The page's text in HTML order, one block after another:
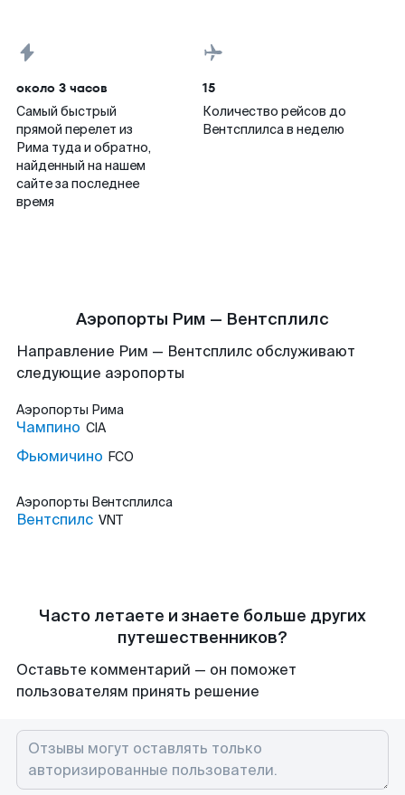
около 3 часов
Самый быстрый
прямой перелет из
Рима туда и обратно,
найденный на нашем
сайте за последнее
время
15
Количество рейсов до
Вентсплилса в неделю
Аэропорты Рим — Вентсплилс
Направление Рим — Вентсплилс обслуживают
следующие аэропорты
Аэропорты Рима
Чампино CIA
Фьюмичино FCO
Аэропорты Вентсплилса
Вентспилс VNT
Часто летаете и знаете больше других
путешественников?
Оставьте комментарий — он поможет
пользователям принять решение